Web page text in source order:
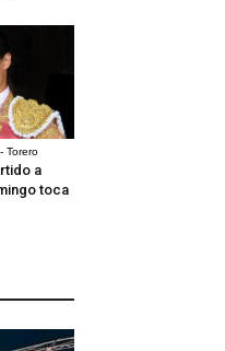
Torero
a
toca